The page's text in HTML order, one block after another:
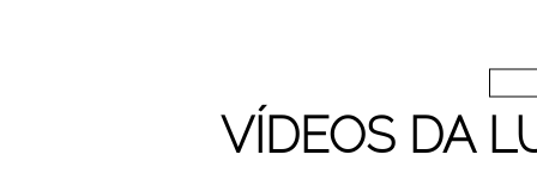
VÍDEOS DA